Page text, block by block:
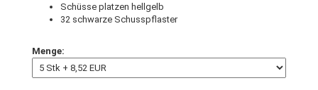
Schüsse platzen hellgelb
32 schwarze Schusspflaster
Menge: